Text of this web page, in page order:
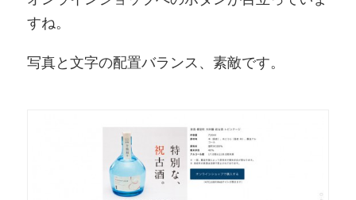
すね。
写真と文字の配置バランス、素敵です。